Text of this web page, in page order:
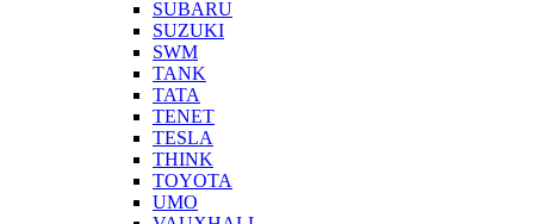
SUBARU
SUZUKI
SWM
TANK
TATA
TENET
TESLA
THINK
TOYOTA
UMO